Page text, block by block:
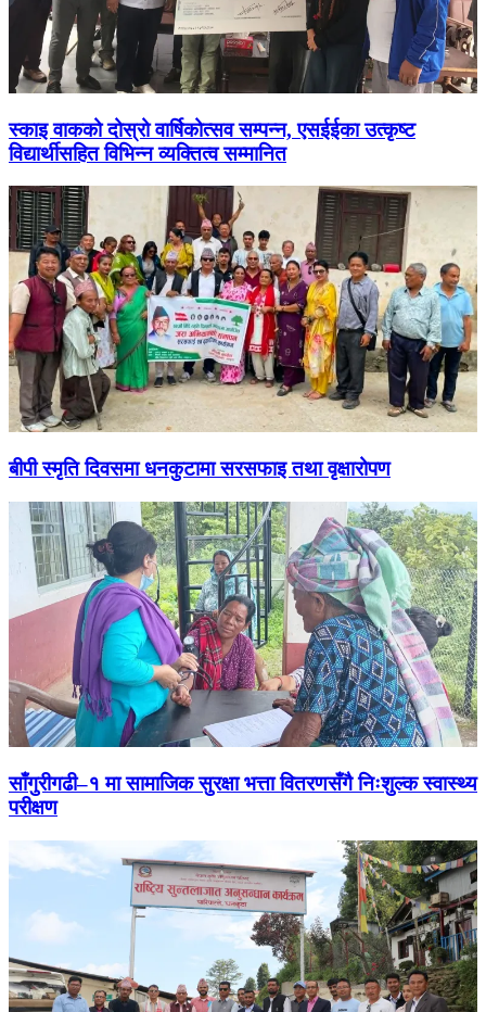
स्काइ वाकको दोस्रो वार्षिकोत्सव सम्पन्न, एसईईका उत्कृष्ट
विद्यार्थीसहित विभिन्न व्यक्तित्व सम्मानित
बीपी स्मृति दिवसमा धनकुटामा सरसफाइ तथा वृक्षारोपण
साँगुरीगढी–१ मा सामाजिक सुरक्षा भत्ता वितरणसँगै निःशुल्क स्वास्थ्य
परीक्षण